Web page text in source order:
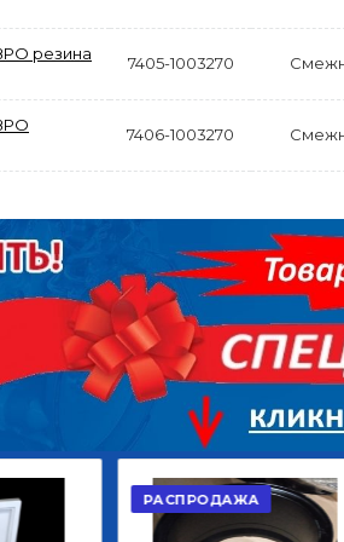
КРУГ ПОВОРОТНЫЙ
10*12ОТВ., Д.102*86
Г.КАЗАНЬ
29 668,20 Р
В КОРЗИНУ
резина
7405-1003270
7406-1003270
РАСПРОДАЖА АКЦИЯ